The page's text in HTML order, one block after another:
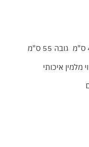
מלמין איכותי